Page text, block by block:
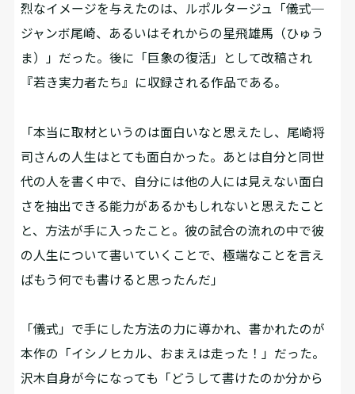
烈なイメージを与えたのは、ルポルタージュ「儀式─
ジャンボ尾崎、あるいはそれからの星飛雄馬（ひゅう
ま）」だった。後に「巨象の復活」として改稿され
『若き実力者たち』に収録される作品である。
「本当に取材というのは面白いなと思えたし、尾崎将
司さんの人生はとても面白かった。あとは自分と同世
代の人を書く中で、自分には他の人には見えない面白
さを抽出できる能力があるかもしれないと思えたこと
と、方法が手に入ったこと。彼の試合の流れの中で彼
の人生について書いていくことで、極端なことを言え
ばもう何でも書けると思ったんだ」
「儀式」で手にした方法の力に導かれ、書かれたのが
本作の「イシノヒカル、おまえは走った！」だった。
沢木自身が今になっても「どうして書けたのか分から